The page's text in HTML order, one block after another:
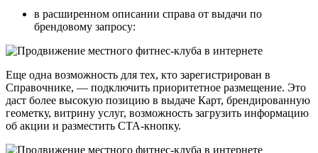
в расширенном описании справа от выдачи по
брендовому запросу:
Еще одна возможность для тех, кто зарегистрирован в
Справочнике, — подключить приоритетное размещение. Это
даст более высокую позицию в выдаче Карт, брендированную
геометку, витрину услуг, возможность загрузить информацию
об акции и разместить CTA-кнопку.